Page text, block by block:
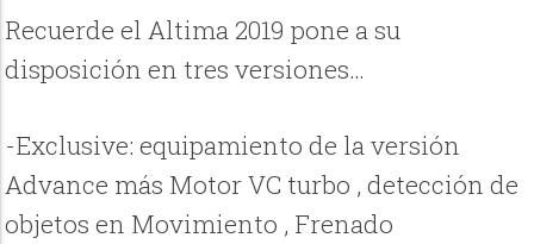
Recuerde el Altima 2019 pone a su
disposición en tres versiones…
-Exclusive: equipamiento de la versión
Advance más Motor VC turbo , detección de
objetos en Movimiento , Frenado